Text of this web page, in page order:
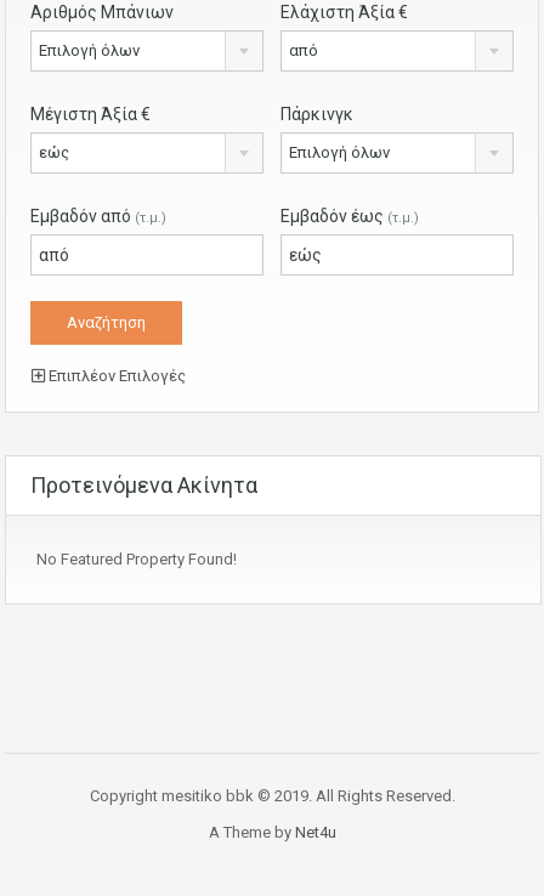
Αριθμός Μπάνιων
Επιλογή όλων
Ελάχιστη Άξία €
από
Μέγιστη Άξία €
εώς
Πάρκινγκ
Επιλογή όλων
Εμβαδόν από (τ.μ.) Εμβαδόν έως (τ.μ.)
Επιπλέον Επιλογές
Προτεινόμενα Ακίνητα
No Featured Property Found!
Copyright mesitiko bbk © 2019. All Rights Reserved.
A Theme by Net4u